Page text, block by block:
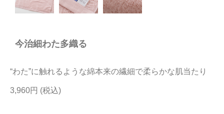
当サイトについて
今治細わた多織る
“わた”に触れるような綿本来の繊細で柔らかな肌当たり
3,960円